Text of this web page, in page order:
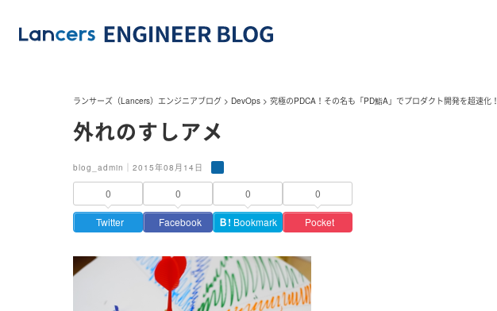
ランサーズ（Lancers）エンジニアブログ > DevOps > 究極のPDCA！その名も「PD鮨A」でプロダクト開発を超速化！
外れのすしアメ
blog_admin｜2015年08月14日
0
Twitter
0
Facebook
0
Ｂ! Bookmark
0
Pocket